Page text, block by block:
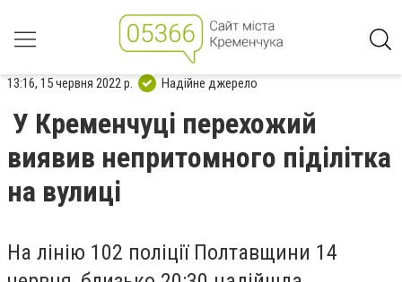
13:16, 15 червня 2022 р. Надійне джерело
У Кременчуці перехожий
виявив непритомного піділітка
на вулиці
На лінію 102 поліції Полтавщини 14